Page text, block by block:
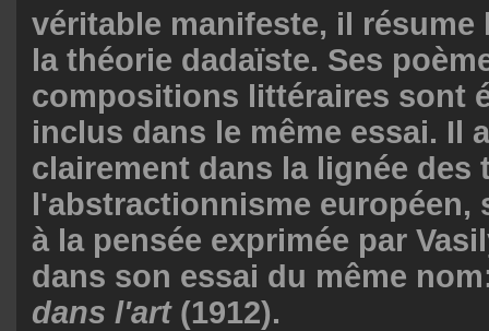
véritable manifeste, il
la théorie dadaïste. Ses
compositions littéraires sont
inclus dans le même essai. Il
clairement dans la lignée des
l'abstractionnisme européen,
à la pensée exprimée par
dans son essai du même
dans l'art(1912).